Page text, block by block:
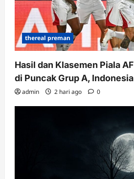
thereal preman
Hasil dan Klasemen Piala
di Puncak Grup A,
admin 2 hari ago 0